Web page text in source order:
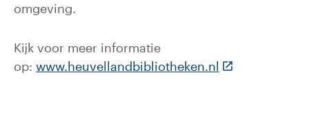
omgeving.
Kijk voor meer informatie
op: www.heuvellandbibliotheken.nl (Deze link